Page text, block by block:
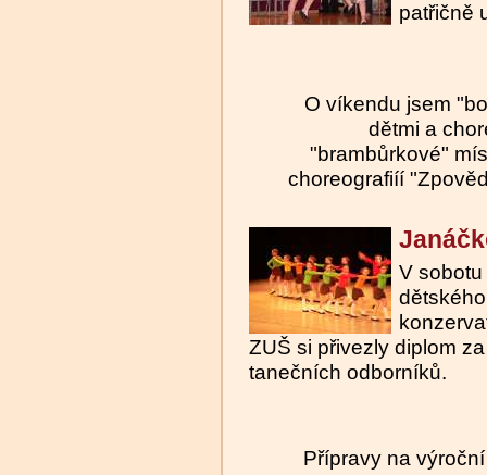
patřičně
O víkendu jsem
dětmi a
"brambůrkové"
choreografiíí
V
ZUŠ si přivezly diplom
tanečních odborníků.
Přípravy na